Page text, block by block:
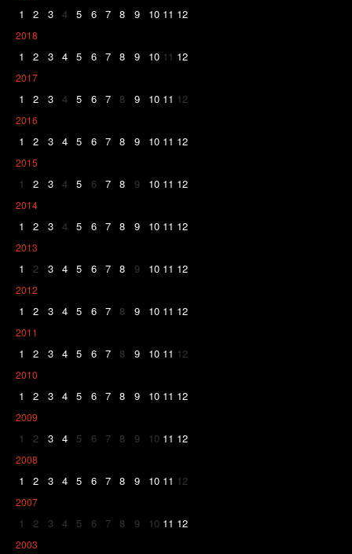
1 2 3 4 5 6 7 8 9 10 11 12
2018
1 2 3 4 5 6 7 8 9 10 11 12
2017
1 2 3 4 5 6 7 8 9 10 11 12
2016
1 2 3 4 5 6 7 8 9 10 11 12
2015
1 2 3 4 5 6 7 8 9 10 11 12
2014
1 2 3 4 5 6 7 8 9 10 11 12
2013
1 2 3 4 5 6 7 8 9 10 11 12
2012
1 2 3 4 5 6 7 8 9 10 11 12
2011
1 2 3 4 5 6 7 8 9 10 11 12
2010
1 2 3 4 5 6 7 8 9 10 11 12
2009
1 2 3 4 5 6 7 8 9 10 11 12
2008
1 2 3 4 5 6 7 8 9 10 11 12
2007
1 2 3 4 5 6 7 8 9 10 11 12
2003